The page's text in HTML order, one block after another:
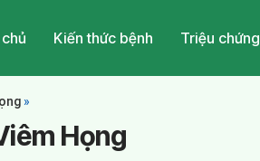
Kiến thức bệnh Triệu chứng
»
Họng